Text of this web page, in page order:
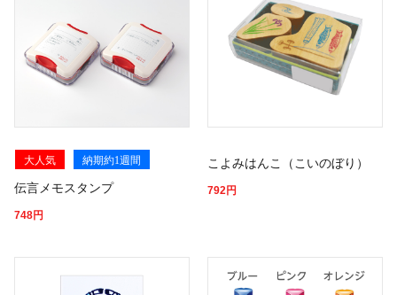
大人気 納期約1週間
伝言メモスタンプ
748円
こよみはんこ（こいのぼり）
792円